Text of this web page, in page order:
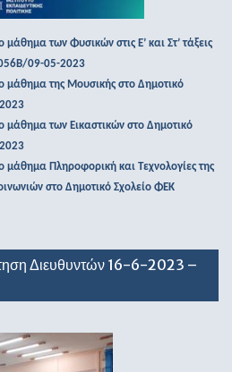
των Φυσικών στις Ε’ και Στ’ τάξεις
09-05-2023
μάθημα της Μουσικής στο Δημοτικό
των Εικαστικών στο Δημοτικό
Πληροφορική και Τεχνολογίες της
στο Δημοτικό Σχολείο ΦΕΚ
Διευθυντών 16-6-2023 –